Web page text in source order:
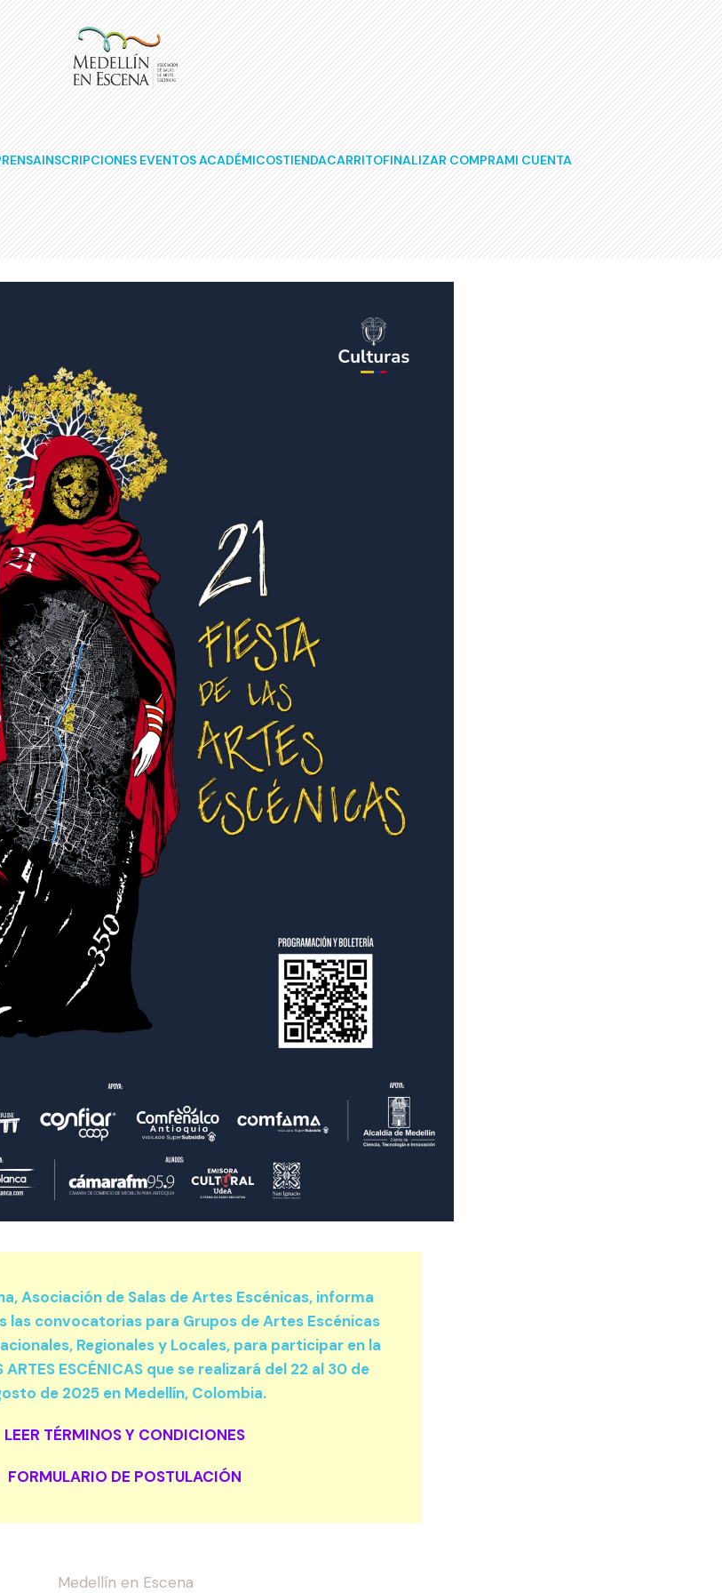
INSCRIPCIONES EVENTOS ACADÉMICOSTIENDACARRITOFINALIZAR COMPRAMI CUENTA
Asociación de Salas de Artes Escénicas, informa
las convocatorias para Grupos de Artes Escénicas
Regionales y Locales, para participar en la
ARTES ESCÉNICAS que se realizará del 22 al 30 de
de 2025 en Medellín, Colombia.
LEER TÉRMINOS Y CONDICIONES
FORMULARIO DE POSTULACIÓN
Medellín en Escena